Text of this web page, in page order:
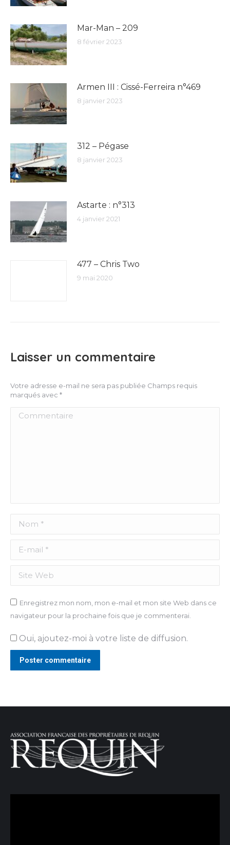
Mar-Man – 209
8 février 2023
Armen III : Cissé-Ferreira n°469
8 janvier 2023
312 – Pégase
8 janvier 2023
Astarte : n°313
4 janvier 2021
477 – Chris Two
9 mai 2020
Laisser un commentaire
Votre adresse e-mail ne sera pas publiée Champs requis
marqués avec *
Commentaire
Nom *
E-mail *
Site Web
Enregistrez mon nom, mon e-mail et mon site Web dans ce
navigateur pour la prochaine fois que je commenterai.
Oui, ajoutez-moi à votre liste de diffusion.
Poster commentaire